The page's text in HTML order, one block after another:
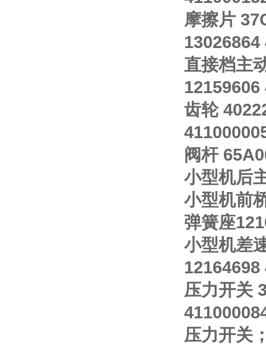
摩擦片
13026864
直接档主
12159606
齿轮
阀杆
小型机后
小型机前
弹簧座
小型机差
12164698
压力开关
压力开关